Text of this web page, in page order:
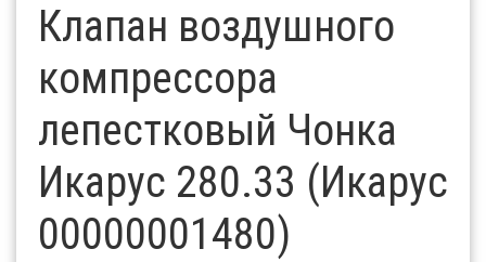
Клапан воздушного
компрессора
лепестковый Чонка
Икарус 280.33 (Икарус
00000001480)